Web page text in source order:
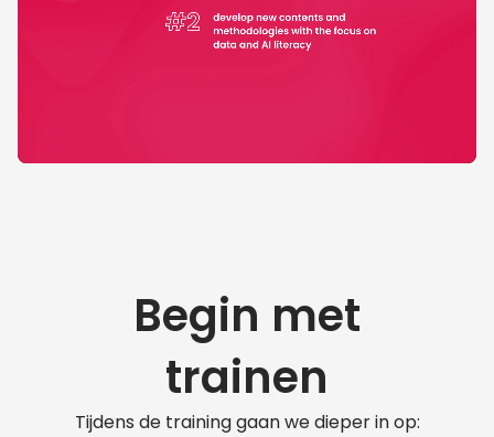
Begin met
trainen
Tijdens de training gaan we dieper in op: